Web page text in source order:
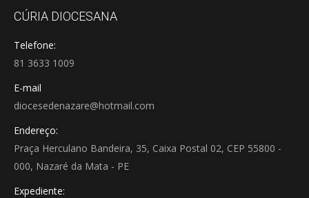
CÚRIA DIOCESANA
Telefone:
81 3633 1009
E-mail
diocesedenazare@hotmail.com
Endereço:
Praça Herculano Bandeira, 35, Caixa Postal 02, CEP 55800 -
000, Nazaré da Mata - PE
Expediente: